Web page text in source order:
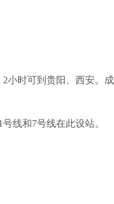
时可到贵阳、西安。
线和7号线在此设站。